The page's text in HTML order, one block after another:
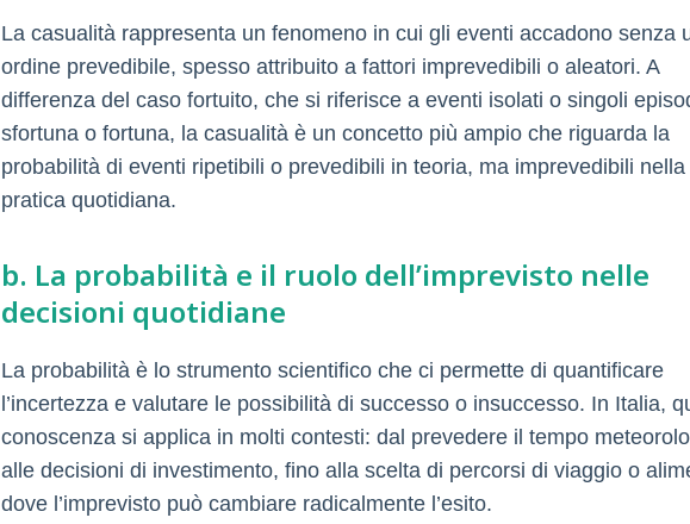
La casualità rappresenta un fenomeno in cui gli eventi accadono senza
ordine prevedibile, spesso attribuito a fattori imprevedibili o aleatori. A
differenza del caso fortuito, che si riferisce a eventi isolati o singoli
sfortuna o fortuna, la casualità è un concetto più ampio che riguarda la
probabilità di eventi ripetibili o prevedibili in teoria, ma imprevedibili nella
pratica quotidiana.
b. La probabilità e il ruolo dell’imprevisto nelle
decisioni quotidiane
La probabilità è lo strumento scientifico che ci permette di quantificare
l’incertezza e valutare le possibilità di successo o insuccesso. In Italia,
conoscenza si applica in molti contesti: dal prevedere il tempo
alle decisioni di investimento, fino alla scelta di percorsi di viaggio o
dove l’imprevisto può cambiare radicalmente l’esito.